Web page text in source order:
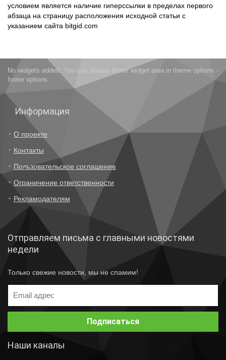
условием является наличие гиперссылки в пределах первого
абзаца на страницу расположения исходной статьи с
указанием сайта bitgid.com
No widgets added. You can disable footer widget area in theme options -
footer options
Информация
О проекте
Контакты
Пользовательское соглашение
Ограничение ответственности
Рекламодателям
Отправляем письма с главными новостями
недели
Только свежие новости, мы не спамим!
Наши каналы